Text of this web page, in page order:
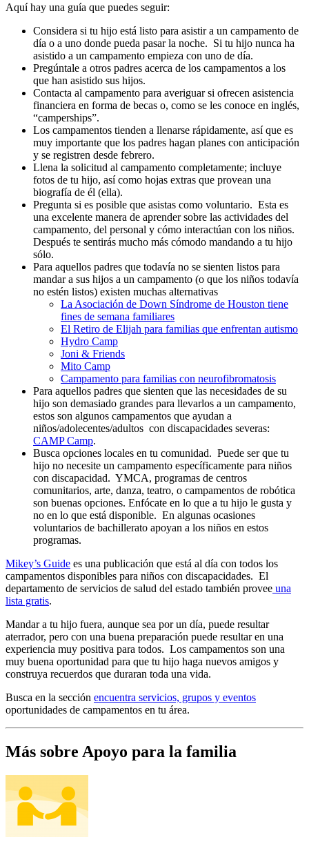
Aquí hay una guía que puedes seguir:
Considera si tu hijo está listo para asistir a un campamento de
día o a uno donde pueda pasar la noche. Si tu hijo nunca ha
asistido a un campamento empieza con uno de día.
Pregúntale a otros padres acerca de los campamentos a los
que han asistido sus hijos.
Contacta al campamento para averiguar si ofrecen asistencia
financiera en forma de becas o, como se les conoce en inglés,
“camperships”.
Los campamentos tienden a llenarse rápidamente, así que es
muy importante que los padres hagan planes con anticipación
y se registren desde febrero.
Llena la solicitud al campamento completamente; incluye
fotos de tu hijo, así como hojas extras que provean una
biografía de él (ella).
Pregunta si es posible que asistas como voluntario. Esta es
una excelente manera de aprender sobre las actividades del
campamento, del personal y cómo interactúan con los niños.
Después te sentirás mucho más cómodo mandando a tu hijo
sólo.
Para aquellos padres que todavía no se sienten listos para
mandar a sus hijos a un campamento (o que los niños todavía
no estén listos) existen muchas alternativas
La Asociación de Down Síndrome de Houston tiene
fines de semana familiares
El Retiro de Elijah para familias que enfrentan autismo
Hydro Camp
Joni & Friends
Mito Camp
Campamento para familias con neurofibromatosis
Para aquellos padres que sienten que las necesidades de su
hijo son demasiado grandes para llevarlos a un campamento,
estos son algunos campamentos que ayudan a
niños/adolecentes/adultos con discapacidades severas:
CAMP Camp.
Busca opciones locales en tu comunidad. Puede ser que tu
hijo no necesite un campamento específicamente para niños
con discapacidad. YMCA, programas de centros
comunitarios, arte, danza, teatro, o campamentos de robótica
son buenas opciones. Enfócate en lo que a tu hijo le gusta y
no en lo que está disponible. En algunas ocasiones
voluntarios de bachillerato apoyan a los niños en estos
programas.
Mikey’s Guide es una publicación que está al día con todos los
campamentos disponibles para niños con discapacidades. El
departamento de servicios de salud del estado también provee una
lista gratis.
Mandar a tu hijo fuera, aunque sea por un día, puede resultar
aterrador, pero con una buena preparación puede resultar en una
experiencia muy positiva para todos. Los campamentos son una
muy buena oportunidad para que tu hijo haga nuevos amigos y
construya recuerdos que duraran toda una vida.
Busca en la sección encuentra servicios, grupos y eventos
oportunidades de campamentos en tu área.
Más sobre Apoyo para la familia